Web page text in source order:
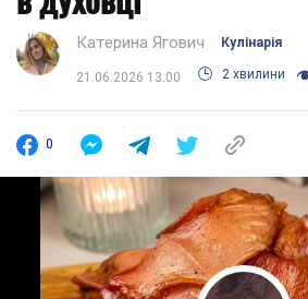
Катерина Ягович Кулінарія
21.06.2026 13:00 2 хвилини
0